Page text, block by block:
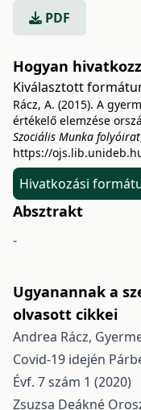
PDF
Hogyan
Kiválasztott
Rácz, A. (2015). A
értékelő elemzése
Szociális Munka folyóirat
https://
Hivatkozási
Absztrakt
-
Ugyanannak a
olvasott cikkei
Andrea Rácz,
Covid-19 idején
Évf. 7 szám 1 (2020)
Zsuzsa Deákné